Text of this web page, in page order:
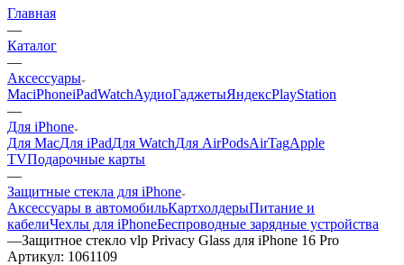
Главная
—
Каталог
—
Аксессуары
MaciPhoneiPadWatchАудиоГаджетыЯндексPlayStation
—
Для iPhone
Для MacДля iPadДля WatchДля AirPodsAirTagApple
TVПодарочные карты
—
Защитные стекла для iPhone
Аксессуары в автомобильКартхолдерыПитание и
кабелиЧехлы для iPhoneБеспроводные зарядные устройства
—Защитное стекло vlp Privacy Glass для iPhone 16 Pro
Артикул: 1061109